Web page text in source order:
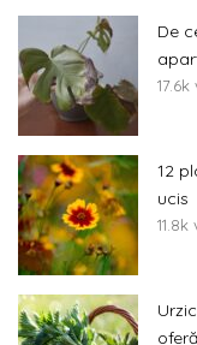
De
12
ucis
11.8k